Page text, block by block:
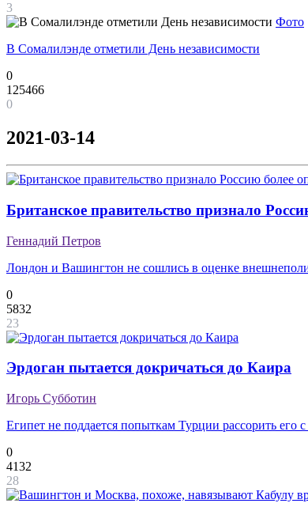
3
Фото
В Сомалилэнде отметили День независимости
0
125466
0
2021-03-14
Британское правительство признало
Геннадий Петров
Лондон и Вашингтон не сошлись в оценке
0
5832
23
Эрдоган пытается докричаться до Каира
Игорь Субботин
Египет не поддается попыткам Турции рассорить его
0
4132
28